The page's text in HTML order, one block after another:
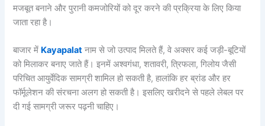
मजबूत बनाने और पुरानी कमजोरियों को दूर करने की प्रक्रिया के लिए किया
जाता रहा है।
बाजार में Kayapalat नाम से जो उत्पाद मिलते हैं, वे अक्सर कई जड़ी-बूटियों
को मिलाकर बनाए जाते हैं। इनमें अश्वगंधा, शतावरी, त्रिफला, गिलोय जैसी
परिचित आयुर्वेदिक सामग्री शामिल हो सकती है, हालांकि हर ब्रांड और हर
फॉर्मूलेशन की संरचना अलग हो सकती है। इसलिए खरीदने से पहले लेबल पर
दी गई सामग्री जरूर पढ़नी चाहिए।